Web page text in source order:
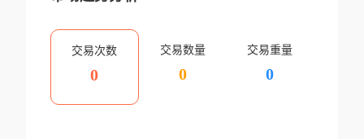
交易次数
0
交易数量
0
交易重量
0